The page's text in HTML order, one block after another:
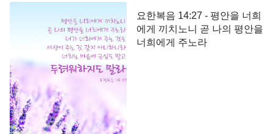
요한복음 14:27 - 평안을 너희
에게 끼치노니 곧 나의 평안을
너희에게 주노라